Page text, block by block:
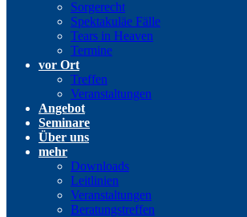
Sorgerecht
Spektakuläe Fälle
Tears in Heaven
Termine
vor Ort
Treffen
Veranstaltungen
Angebot
Seminare
Über uns
mehr
Downloads
Leitlinien
Veranstaltungen
Beratungstreffen